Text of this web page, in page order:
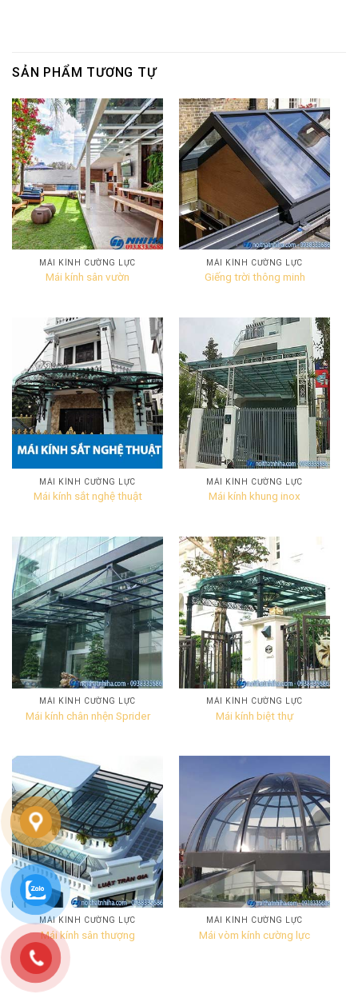
SẢN PHẨM TƯƠNG TỰ
MÁI KÍNH CƯỜNG LỰC
Mái kính sân vườn
MÁI KÍNH CƯỜNG LỰC
Giếng trời thông minh
MÁI KÍNH CƯỜNG LỰC
Mái kính sắt nghệ thuật
MÁI KÍNH CƯỜNG LỰC
Mái kính khung inox
MÁI KÍNH CƯỜNG LỰC
Mái kính chân nhện Sprider
MÁI KÍNH CƯỜNG LỰC
Mái kính biệt thự
MÁI KÍNH CƯỜNG LỰC
Mái kính sân thượng
MÁI KÍNH CƯỜNG LỰC
Mái vòm kính cường lực